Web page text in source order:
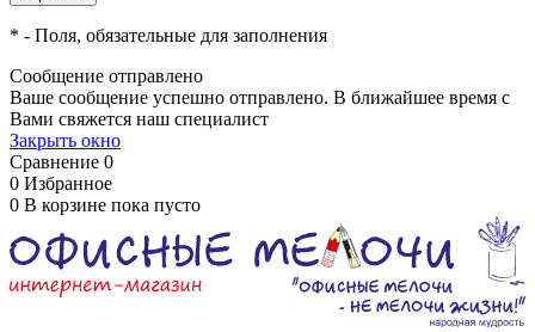
* - Поля, обязательные для заполнения
Сообщение отправлено
Ваше сообщение успешно отправлено. В ближайшее время с
Вами свяжется наш специалист
Закрыть окно
Сравнение 0
0 Избранное
0 В корзине пока пусто